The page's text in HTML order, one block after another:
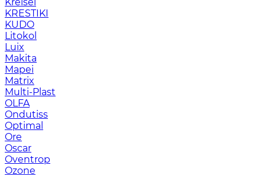
KRESTIKI
KUDO
Litokol
Luix
Makita
Mapei
Matrix
Multi-Plast
OLFA
Ondutiss
Optimal
Ore
Oscar
Oventrop
Ozone